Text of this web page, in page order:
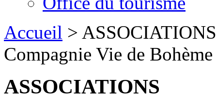
Accueil >
Compagnie Vie de Bohème
ASSOCIATIONS